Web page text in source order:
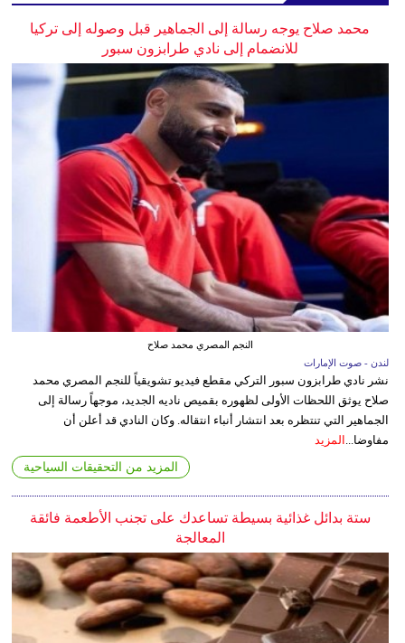
محمد صلاح يوجه رسالة إلى الجماهير قبل وصوله إلى تركيا
للانضمام إلى نادي طرابزون سبور
النجم المصري محمد صلاح
لندن - صوت الإمارات
نشر نادي طرابزون سبور التركي مقطع فيديو تشويقياً للنجم المصري محمد
صلاح يوثق اللحظات الأولى لظهوره بقميص ناديه الجديد، موجهاً رسالة إلى
الجماهير التي تنتظره بعد انتشار أنباء انتقاله. وكان النادي قد أعلن أن
مفاوضا... المزيد
المزيد من التحقيقات السياحية
ستة بدائل غذائية بسيطة تساعدك على تجنب الأطعمة فائقة
المعالجة